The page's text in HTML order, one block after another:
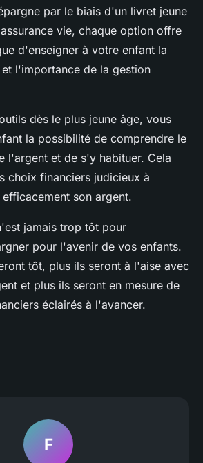
par le biais d'un livret jeune
vie, chaque option offre
d'enseigner à votre enfant la
l'importance de la gestion
dès le plus jeune âge, vous
la possibilité de comprendre le
l'argent et de s'y habituer. Cela
choix financiers judicieux à
son argent.
jamais trop tôt pour
pour l'avenir de vos enfants.
tôt, plus ils seront à l'aise avec
et plus ils seront en mesure de
éclairés à l'avancer.
F